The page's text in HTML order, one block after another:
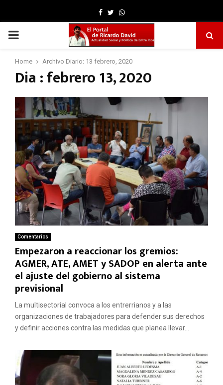
Facebook
TwitterWhatsapp
PRIMARY
MENU
Home Archivo Diario: 13 febrero, 2020
Dia : febrero 13, 2020
Comentarios
Empezaron a reaccionar los gremios:
AGMER, ATE, AMET y SADOP en alerta ante
el ajuste del gobierno al sistema
previsional
La multisectorial convoca a los entrerrianos y a las
organizaciones de trabajadores para defender sus derechos
y definir acciones contra las medidas que planea llevar...